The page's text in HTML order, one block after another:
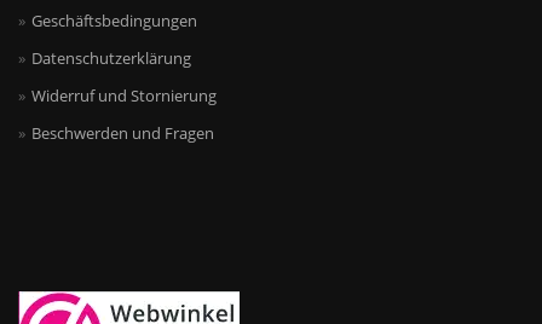
Geschäftsbedingungen
Datenschutzerklärung
Widerruf und Stornierung
Beschwerden und Fragen